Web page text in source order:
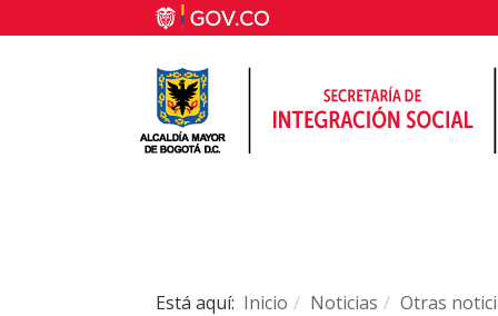
Está aquí: Inicio Noticias Otras